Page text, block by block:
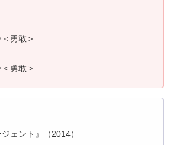
勇敢＞
勇敢＞
ジェント』（2014）